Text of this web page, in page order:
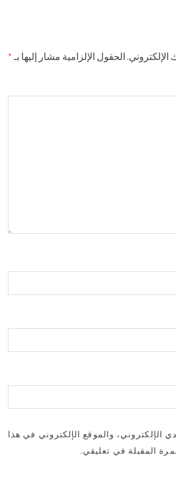
الإلكتروني. الحقول الإلزامية مشار إليها بـ *
الإلكتروني، والموقع الإلكتروني في هذا
المقبلة في تعليقي.